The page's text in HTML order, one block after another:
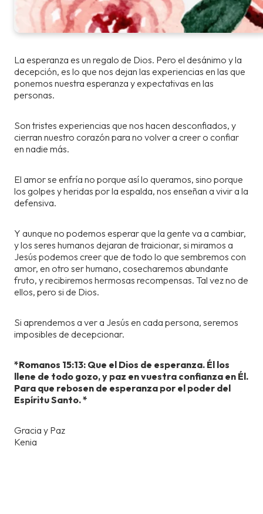
La esperanza es un regalo de Dios. Pero el desánimo y la
decepción, es lo que nos dejan las experiencias en las que
ponemos nuestra esperanza y expectativas en las
personas.
Son tristes experiencias que nos hacen desconfiados, y
cierran nuestro corazón para no volver a creer o confiar
en nadie más.
El amor se enfría no porque así lo queramos, sino porque
los golpes y heridas por la espalda, nos enseñan a vivir a la
defensiva.
Y aunque no podemos esperar que la gente va a cambiar,
y los seres humanos dejaran de traicionar, si miramos a
Jesús podemos creer que de todo lo que sembremos con
amor, en otro ser humano, cosecharemos abundante
fruto, y recibiremos hermosas recompensas. Tal vez no de
ellos, pero si de Dios.
Si aprendemos a ver a Jesús en cada persona, seremos
imposibles de decepcionar.
*Romanos 15:13: Que el Dios de esperanza. Él los
llene de todo gozo, y paz en vuestra confianza en Él.
Para que rebosen de esperanza por el poder del
Espíritu Santo. *
Gracia y Paz
Kenia